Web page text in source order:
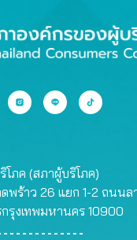
โภค (สภาผู้บริโภค)
ดพร้าว 26 แยก 1-2 ถนน
รุงเทพมหานคร 10900